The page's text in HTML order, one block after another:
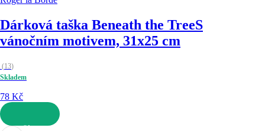
Dárková taška Beneath the TreeS
vánočním motivem, 31x25 cm
(13)
Skladem
78 Kč